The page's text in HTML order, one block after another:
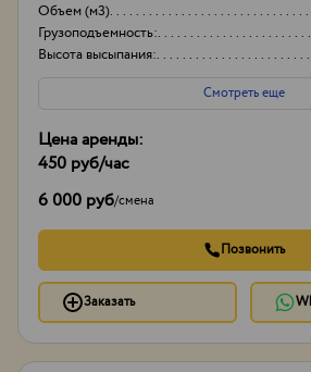
Объем (м3)
Грузоподъемность:
Высота высыпания:
Смотреть еще
Цена аренды:
450 руб/час
6 000 руб/смена
Позвонить
Заказать